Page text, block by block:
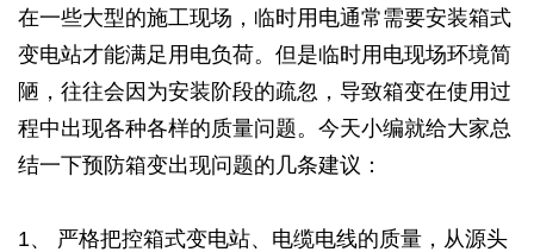
在一些大型的施工现场，临时用电通常需要安装箱式
变电站才能满足用电负荷。但是临时用电现场环境简
陋，往往会因为安装阶段的疏忽，导致箱变在使用过
程中出现各种各样的质量问题。今天小编就给大家总
结一下预防箱变出现问题的几条建议：
1、 严格把控箱式变电站、电缆电线的质量，从源头